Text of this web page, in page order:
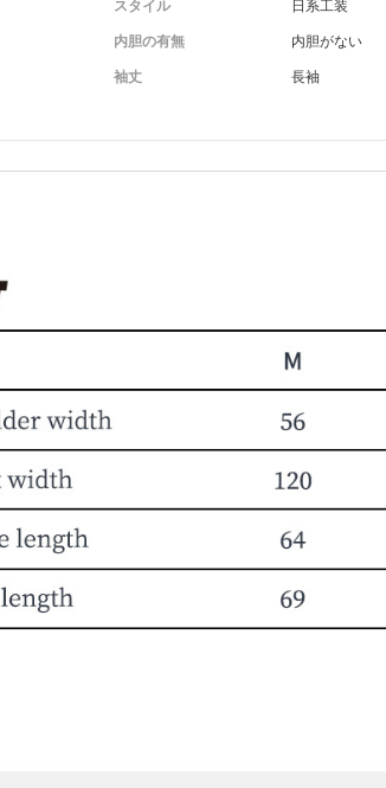
スタイル 日系工装
内胆の有無 内胆がない
袖丈 長袖